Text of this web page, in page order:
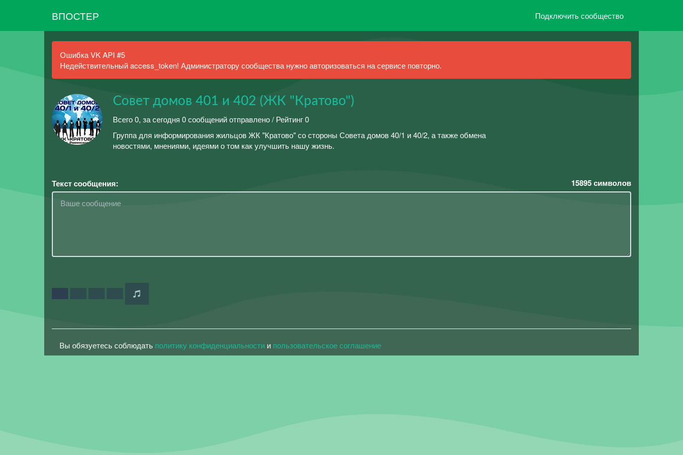
ВПОСТЕР Подключить сообщество
Ошибка VK API #5
Недействительный access_token! Администратору сообщества нужно авторизоваться на сервисе повторно.
Совет домов 401 и 402 (ЖК "Кратово")
Всего 0, за сегодня 0 сообщений отправлено / Рейтинг 0
Группа для информирования жильцов ЖК "Кратово" со стороны Совета домов 40/1 и 40/2, а также обмена
новостями, мнениями, идеями о том как улучшить нашу жизнь.
Текст сообщения: 15895символов
Вы обязуетесь соблюдать политику конфиденциальности и пользовательское соглашение